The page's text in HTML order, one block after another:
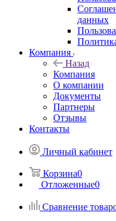
данных
Компания
Назад
Компания
О компании
Документы
Партнеры
Отзывы
Контакты
Личный кабинет
Корзина0
Отложенные0
Сравнение